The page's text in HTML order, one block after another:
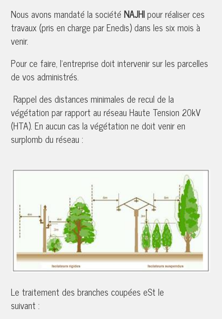
Nous avons mandaté la sociétéNAJHIpour réaliser ces
travaux (pris en charge par Enedis) dans les six mois à
venir.
Pour ce faire, l’entreprise doit intervenir sur les parcelles
de vos administrés.
Rappel des distances minimales de recul de la
végétation par rapport au réseau Haute Tension 20kV
(HTA). En aucun cas la végétation ne doit venir en
surplomb du réseau :
Le traitement des branches coupées eSt le
suivant :